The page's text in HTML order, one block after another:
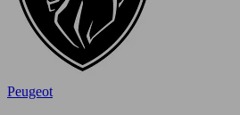
Peugeot